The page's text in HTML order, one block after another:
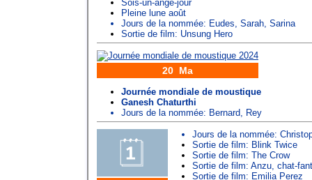
Sois-un-ange-jour
Pleine lune août
Jours de la nommée: Eudes Sarah Sarina
Sortie de film: Unsung Hero
20 Ma
Journée mondiale de moustique
Ganesh Chaturthi
Jours de la nommée: Bernard Rey
Jours de la nommée:
Sortie de film: Blink Twice
Sortie de film: The Crow
Sortie de film: Anzu, chat-
Sortie de film: Emilia Perez